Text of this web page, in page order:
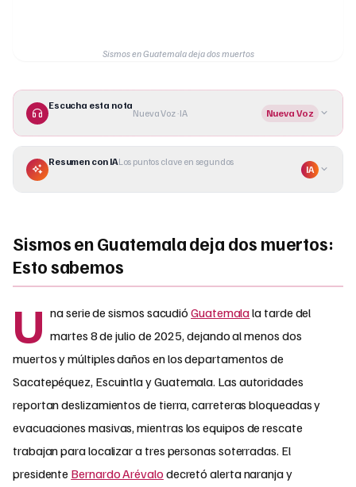
Sismos en Guatemala deja dos muertos
Escucha esta nota
Nueva Voz · IA Nueva Voz
Resumen con IALos puntos clave en segundos
IA
Sismos en Guatemala deja dos muertos:
Esto sabemos
U na serie de sismos sacudióGuatemalala tarde del
martes 8 de julio de 2025, dejando al menos dos
muertos y múltiples daños en los departamentos de
Sacatepéquez, Escuintla y Guatemala. Las autoridades
reportan deslizamientos de tierra, carreteras bloqueadas y
evacuaciones masivas, mientras los equipos de rescate
trabajan para localizar a tres personas soterradas. El
presidente Bernardo Arévalo decretó alerta naranja y